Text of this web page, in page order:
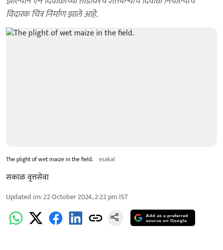
विदारक चित्र निर्माण झाले आहे.
The plight of wet maize in the field. esakal
सकाळ वृत्तसेवा
Updated on:22 October 2024, 2:22 pm IST
Add as a preferred
source on Google